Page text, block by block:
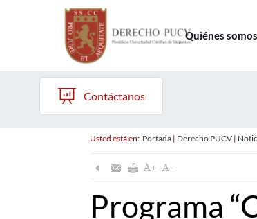
Quiénes somos
Contáctanos
Usted está en: Portada| Derecho PUCV|
Programa